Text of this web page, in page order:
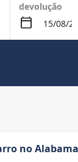
devolução
no